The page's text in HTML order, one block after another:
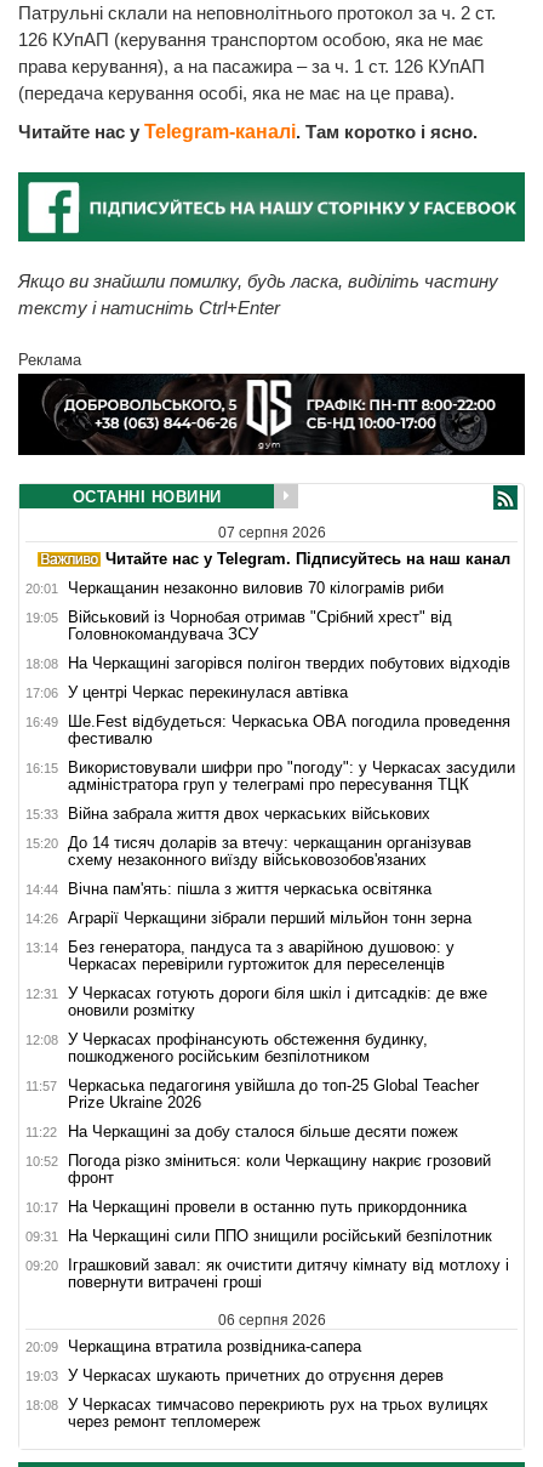
Патрульні склали на неповнолітнього протокол за ч. 2 ст.
126 КУпАП (керування транспортом особою, яка не має
права керування), а на пасажира – за ч. 1 ст. 126 КУпАП
(передача керування особі, яка не має на це права).
Читайте нас у Telegram-каналі. Там коротко і ясно.
Якщо ви знайшли помилку, будь ласка, виділіть частину
тексту і натисніть Ctrl+Enter
Реклама
ОСТАННІ НОВИНИ
07 серпня 2026
Читайте нас у Telegram. Підписуйтесь на наш канал
20:01 Черкащанин незаконно виловив 70 кілограмів риби
19:05
Військовий із Чорнобая отримав "Срібний хрест" від
Головнокомандувача ЗСУ
18:08 На Черкащині загорівся полігон твердих побутових відходів
17:06 У центрі Черкас перекинулася автівка
16:49
Ше.Fest відбудеться: Черкаська ОВА погодила проведення
фестивалю
16:15
Використовували шифри про "погоду": у Черкасах засудили
адміністратора груп у телеграмі про пересування ТЦК
15:33 Війна забрала життя двох черкаських військових
15:20
До 14 тисяч доларів за втечу: черкащанин організував
схему незаконного виїзду військовозобов'язаних
14:44 Вічна пам'ять: пішла з життя черкаська освітянка
14:26 Аграрії Черкащини зібрали перший мільйон тонн зерна
13:14
Без генератора, пандуса та з аварійною душовою: у
Черкасах перевірили гуртожиток для переселенців
12:31
У Черкасах готують дороги біля шкіл і дитсадків: де вже
оновили розмітку
12:08
У Черкасах профінансують обстеження будинку,
пошкодженого російським безпілотником
11:57
Черкаська педагогиня увійшла до топ-25 Global Teacher
Prize Ukraine 2026
11:22 На Черкащині за добу сталося більше десяти пожеж
10:52
Погода різко зміниться: коли Черкащину накриє грозовий
фронт
10:17 На Черкащині провели в останню путь прикордонника
09:31 На Черкащині сили ППО знищили російський безпілотник
09:20
Іграшковий завал: як очистити дитячу кімнату від мотлоху і
повернути витрачені гроші
06 серпня 2026
20:09 Черкащина втратила розвідника-сапера
19:03 У Черкасах шукають причетних до отруєння дерев
18:08
У Черкасах тимчасово перекриють рух на трьох вулицях
через ремонт тепломереж